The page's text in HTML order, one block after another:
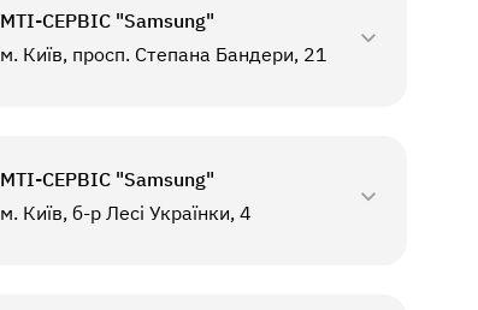
МТI-СЕРВІС "Samsung"
м. Київ, просп. Степана Бандери, 21
МТI-СЕРВІС "Samsung"
м. Київ, б-р Лесі Українки, 4